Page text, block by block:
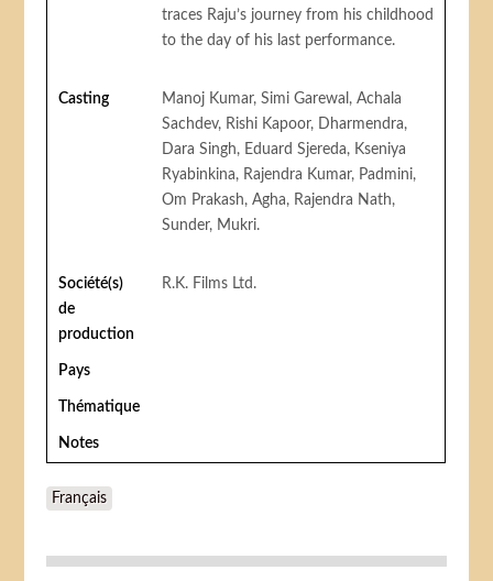
traces Raju’s journey from his childhood
to the day of his last performance.
Casting
Manoj Kumar, Simi Garewal, Achala
Sachdev, Rishi Kapoor, Dharmendra,
Dara Singh, Eduard Sjereda, Kseniya
Ryabinkina, Rajendra Kumar, Padmini,
Om Prakash, Agha, Rajendra Nath,
Sunder, Mukri.
Société(s)
de
production
R.K. Films Ltd.
Pays
Thématique
Notes
Français